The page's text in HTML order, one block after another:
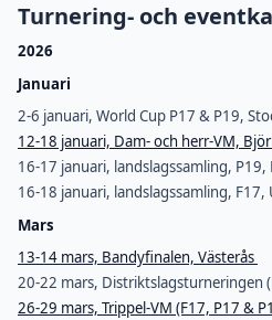
Turnering- och
2026
Januari
2-6 januari, World Cup P17 & P19,
12-18 januari, Dam- och herr-VM,
16-17 januari, landslagssamling,
16-18 januari, landslagssamling, F17,
Mars
13-14 mars, Bandyfinalen, Västerås
20-22 mars, Distriktslagsturneringen
26-29 mars, Trippel-VM (F17, P17 &